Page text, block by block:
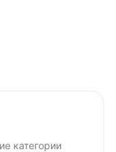
категории